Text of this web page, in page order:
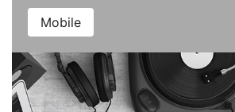
Mobile